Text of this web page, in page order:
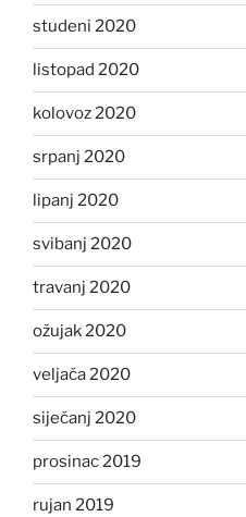
studeni 2020
listopad 2020
kolovoz 2020
srpanj 2020
lipanj 2020
svibanj 2020
travanj 2020
ožujak 2020
veljača 2020
siječanj 2020
prosinac 2019
rujan 2019